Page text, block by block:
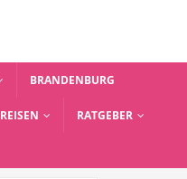
BRANDENBURG
REISEN RATGEBER